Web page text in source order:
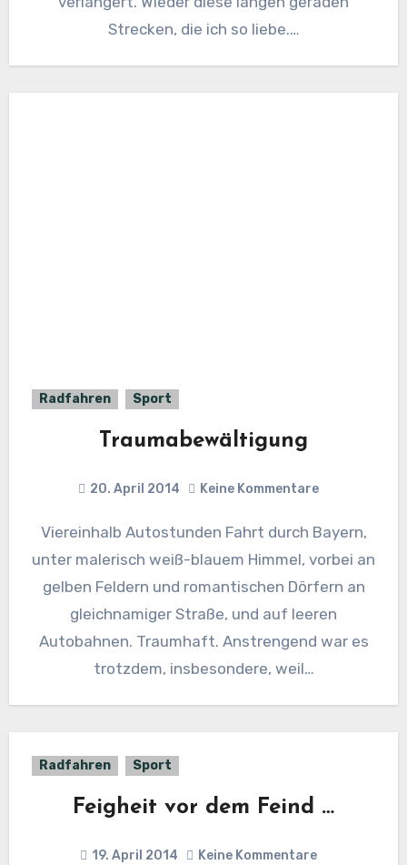
Strecken, die ich so liebe.…
Radfahren Sport
Traumabewältigung
20. April 2014 Keine Kommentare
Viereinhalb Autostunden Fahrt durch Bayern,
unter malerisch weiß-blauem Himmel, vorbei an
gelben Feldern und romantischen Dörfern an
gleichnamiger Straße, und auf leeren
Autobahnen. Traumhaft. Anstrengend war es
trotzdem, insbesondere, weil…
Radfahren Sport
Feigheit vor dem Feind …
19. April 2014 Keine Kommentare